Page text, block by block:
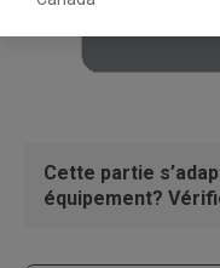
Cette partie
équipement?